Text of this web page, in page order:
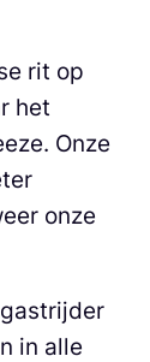
rit op
het
Onze
onze
in alle